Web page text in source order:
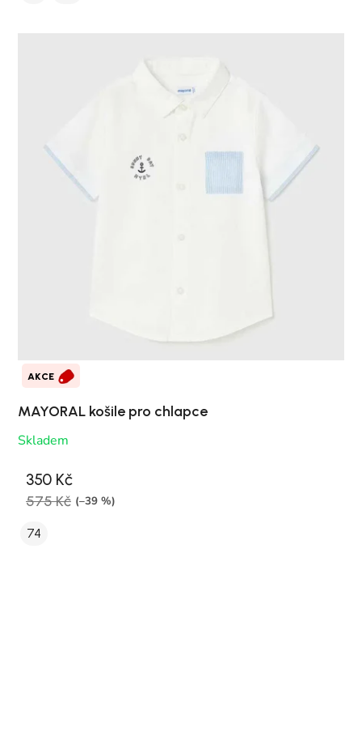
AKCE
MAYORAL košile pro chlapce
Skladem
350 Kč
575 Kč (–39 %)
74